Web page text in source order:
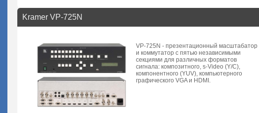
Kramer VP-725N
VP-725N - презентационный масштабатор
и коммутатор с пятью независимыми
секциями для различных форматов
сигнала: композитного, s-Video (Y/C),
компонентного (YUV), компьютерного
графического VGA и HDMI.